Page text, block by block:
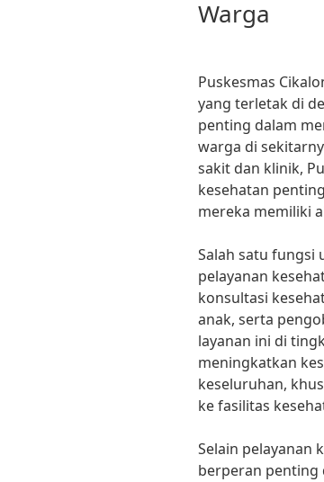
Warga
Puskesmas
yang terletak di
penting dalam
warga di
sakit dan klinik,
kesehatan
mereka memiliki
Salah satu fungsi
pelayanan
konsultasi
anak, serta
layanan ini di
meningkatkan
keseluruhan,
ke fasilitas
Selain pelayanan
berperan penting